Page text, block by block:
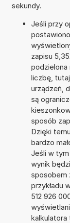
sekundy.
Jeśli przy
zapisu
podzielona
liczbę,
urządzeń,
są
sposób
Dzięki
bardzo
Jeśli w tym
wynik
sposobem
przykładu
512 926
kalkulatora